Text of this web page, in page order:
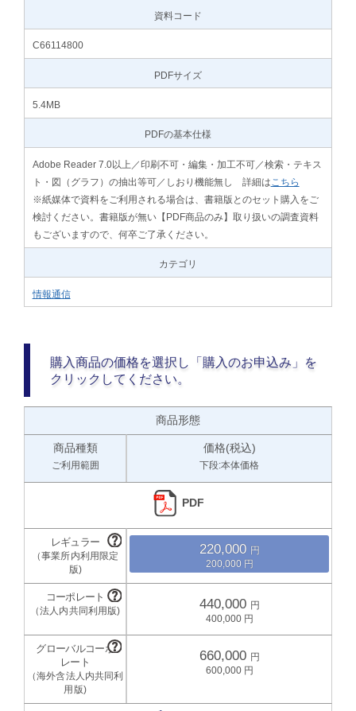
資料コード
C66114800
PDFサイズ
5.4MB
PDFの基本仕様
Adobe Reader 7.0以上／印刷不可・編集・加工不可／検索・テキス
ト・図（グラフ）の抽出等可／しおり機能無し 詳細は こちら
※紙媒体で資料をご利用される場合は、書籍版とのセット購入をご
検討ください。書籍版が無い【PDF商品のみ】取り扱いの調査資料
もございますので、何卒ご了承ください。
カテゴリ
情報通信
購入商品の価格を選択し「購入のお申込み」を
クリックしてください。
商品形態
商品種類
ご利用範囲
価格(税込)
下段:本体価格
PDF
220,000
200,000
440,000
400,000
660,000
600,000